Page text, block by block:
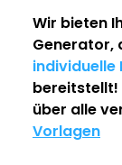
Wir bieten
Generator,
individuelle
bereitstellt!
über alle
Vorlagen